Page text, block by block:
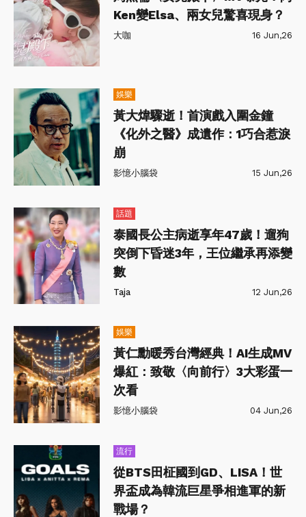
Ken變Elsa、兩女兒驚喜現身？
大咖 16 Jun,26
娛樂
黃大煒驟逝！首演戲入圍金鐘
《化外之醫》成遺作：1巧合惹淚
崩
影憶小腦袋 15 Jun,26
話題
泰國長公主病逝享年47歲！遛狗
突倒下昏迷3年，王位繼承再添變
數
Taja 12 Jun,26
娛樂
黃仁勳暖秀台灣經典！AI生成MV
爆紅：致敬〈向前行〉3大彩蛋一
次看
影憶小腦袋 04 Jun,26
流行
從BTS田柾國到GD、LISA！世
界盃成為韓流巨星爭相進軍的新
戰場？